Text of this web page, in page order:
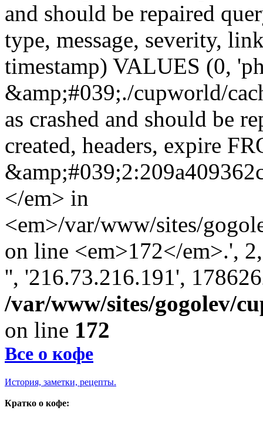
and should be repaired
type, message, severity,
timestamp) VALUES (0,
&amp;#039;./cupworld/
as crashed and should be
created, headers, expire
</em> in
<em>/var/www/sites/
on line <em>172</em>.',
'', '216.73.216.191',
/var/www/sites/gogolev/
on line 172
Все о кофе
История, заметки, рецепты.
Кратко о кофе: